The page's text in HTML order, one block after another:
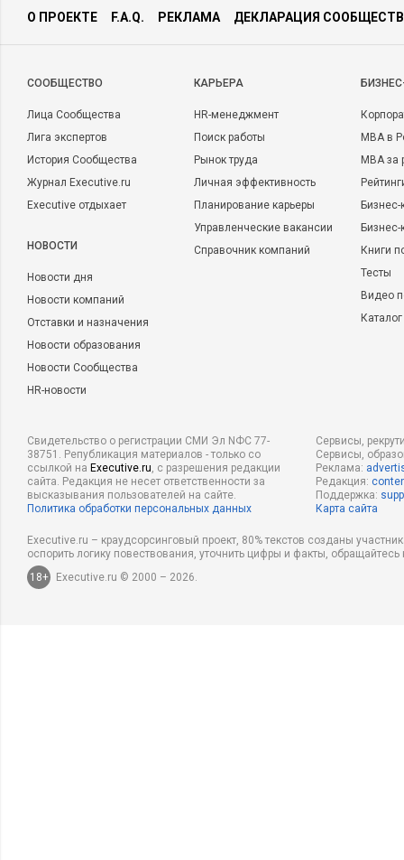
О ПРОЕКТЕ F.A.Q. РЕКЛАМА ДЕКЛАРАЦИЯ
CООБЩЕСТВО
Лица Сообщества
Лига экспертов
История Сообщества
Журнал Executive.ru
Executive отдыхает
НОВОСТИ
Новости дня
Новости компаний
Отставки и назначения
Новости образования
Новости Сообщества
HR-новости
КАРЬЕРА
HR-менеджмент
Поиск работы
Рынок труда
Личная эффективность
Планирование карьеры
Управленческие вакансии
Справочник компаний
MBA в
MBA
Бизнес-
Книги
Тесты
Видео
Свидетельство о регистрации СМИ Эл NФС 77-
38751. Републикация материалов - только со
ссылкой на Executive.ru, с разрешения редакции
сайта. Редакция не несет ответственности за
высказывания пользователей на сайте.
Политика обработки персональных данных
Сервисы,
Сервисы,
Реклама:
Редакция:
Поддержка:
Карта сайта
Executive.ru – краудсорсинговый проект, 80% текстов созданы
оспорить логику повествования, уточнить цифры и факты,
18+
Executive.ru © 2000 – 2026.